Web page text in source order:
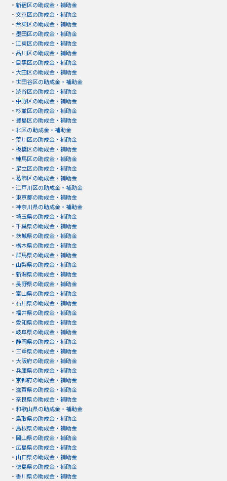
・ 新宿区の助成金・補助金
・ 文京区の助成金・補助金
・ 台東区の助成金・補助金
・ 墨田区の助成金・補助金
・ 江東区の助成金・補助金
・ 品川区の助成金・補助金
・ 目黒区の助成金・補助金
・ 大田区の助成金・補助金
・ 世田谷区の助成金・補助金
・ 渋谷区の助成金・補助金
・ 中野区の助成金・補助金
・ 杉並区の助成金・補助金
・ 豊島区の助成金・補助金
・ 北区の助成金・補助金
・ 荒川区の助成金・補助金
・ 板橋区の助成金・補助金
・ 練馬区の助成金・補助金
・ 足立区の助成金・補助金
・ 葛飾区の助成金・補助金
・ 江戸川区の助成金・補助金
・ 東京都の助成金・補助金
・ 神奈川県の助成金・補助金
・ 埼玉県の助成金・補助金
・ 千葉県の助成金・補助金
・ 茨城県の助成金・補助金
・ 栃木県の助成金・補助金
・ 群馬県の助成金・補助金
・ 山梨県の助成金・補助金
・ 新潟県の助成金・補助金
・ 長野県の助成金・補助金
・ 富山県の助成金・補助金
・ 石川県の助成金・補助金
・ 福井県の助成金・補助金
・ 愛知県の助成金・補助金
・ 岐阜県の助成金・補助金
・ 静岡県の助成金・補助金
・ 三重県の助成金・補助金
・ 大阪府の助成金・補助金
・ 兵庫県の助成金・補助金
・ 京都府の助成金・補助金
・ 滋賀県の助成金・補助金
・ 奈良県の助成金・補助金
・ 和歌山県の助成金・補助金
・ 鳥取県の助成金・補助金
・ 島根県の助成金・補助金
・ 岡山県の助成金・補助金
・ 広島県の助成金・補助金
・ 山口県の助成金・補助金
・ 徳島県の助成金・補助金
・ 香川県の助成金・補助金